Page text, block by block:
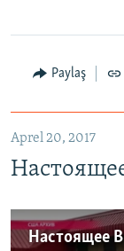
Paylaş
Aprel 20, 2017
Настоящее